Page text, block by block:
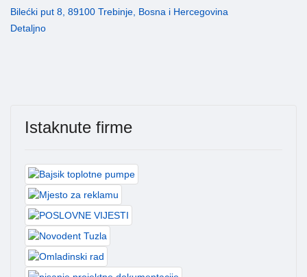
Bilećki put 8, 89100 Trebinje, Bosna i Hercegovina
Detaljno
Istaknute firme